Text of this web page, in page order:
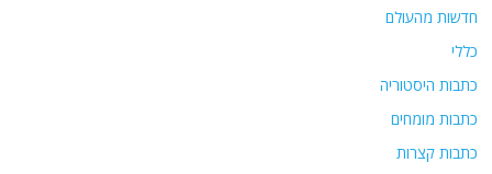
חדשות מהעולם
כללי
כתבות היסטוריה
כתבות מומחים
כתבות קצרות